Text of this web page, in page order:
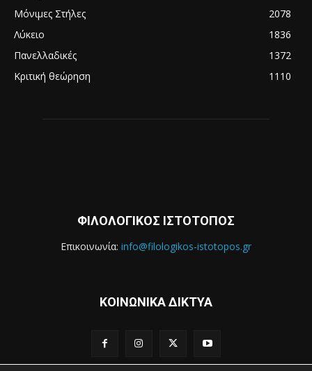
Μόνιμες Στήλες
2078
Λύκειο
1836
Πανελλαδικές
1372
Κριτική θεώρηση
1110
ΦΙΛΟΛΟΓΙΚΟΣ ΙΣΤΟΤΟΠΟΣ
Επικοινωνία: info@filologikos-istotopos.gr
ΚΟΙΝΩΝΙΚΑ ΔΙΚΤΥΑ